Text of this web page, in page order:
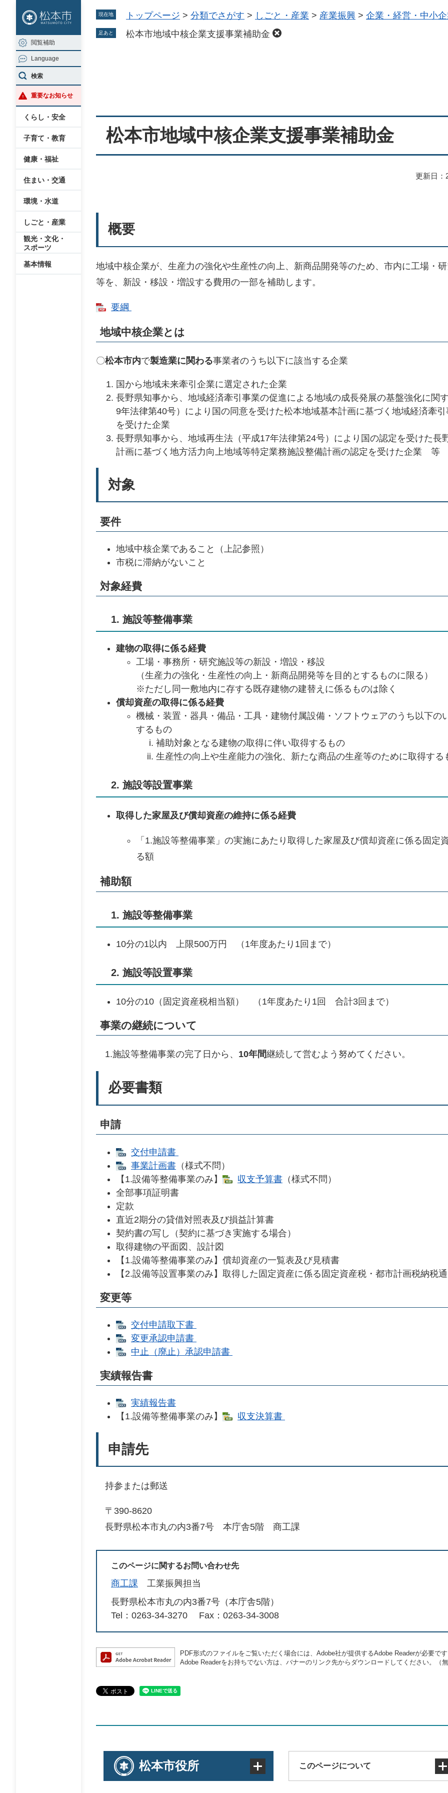
ジ
の
先
頭
で
す
ュ
ー
を
飛
ば
し
閲覧補助
Language
検索
重要なお知らせ
くらし・安全
子育て・教育
健康・福祉
住まい・交通
環境・水道
しごと・産業
観光・文化・
スポーツ
基本情報
現在地 トップページ > 分類でさがす > しごと・産業 > 産業振興 > 企業・経営・中小
足あと 松本市地域中核企業支援事業補助金
松本市地域中核企業支援事業補助金
更新日：
概要
地域中核企業が、生産力の強化や生産性の向上、新商品開発等のため、市内に工場・
等を、新設・移設・増設する費用の一部を補助します。
要綱
地域中核企業とは
〇松本市内で製造業に関わる事業者のうち以下に該当する企業
国から地域未来牽引企業に選定された企業
長野県知事から、地域経済牽引事業の促進による地域の成長発展の基盤強化に関
9年法律第40号）により国の同意を受けた松本地域基本計画に基づく地域経済牽
を受けた企業
長野県知事から、地域再生法（平成17年法律第24号）により国の認定を受けた長
計画に基づく地方活力向上地域等特定業務施設整備計画の認定を受けた企業 等
対象
要件
地域中核企業であること（上記参照）
市税に滞納がないこと
対象経費
1. 施設等整備事業
建物の取得に係る経費
工場・事務所・研究施設等の新設・増設・移設
​（生産力の強化・生産性の向上・新商品開発等を目的とするものに限る）
​※ただし同一敷地内に存する既存建物の建替えに係るものは除く
償却資産の取得に係る経費
機械・装置・器具・備品・工具・建物付属設備・ソフトウェアのうち以下の
するもの
補助対象となる建物の取得に伴い取得するもの
生産性の向上や生産能力の強化、新たな商品の生産等のために取得する
2. 施設等設置事業
​取得した家屋及び償却資産の維持に係る経費
「1.施設等整備事業」の実施にあたり取得した家屋及び償却資産に係る固定
る額
補助額
1. 施設等整備事業
10分の1以内 上限500万円 （1年度あたり1回まで）
2. 施設等設置事業
10分の10（固定資産税相当額） （1年度あたり1回 合計3回まで）
事業の継続について
1.施設等整備事業の完了日から、 10年間継続して営むよう努めてください。
必要書類
申請
交付申請書
事業計画書 （様式不問）
【1.設備等整備事業のみ】
収支予算書 （様式不問）​
全部事項証明書
定款
直近2期分の貸借対照表及び損益計算書
契約書の写し（契約に基づき実施する場合）
取得建物の平面図、設計図
【1.設備等整備事業のみ】償却資産の一覧表及び見積書
【2.設備等設置事業のみ】取得した固定資産に係る固定資産税・都市計画税納税
変更等
交付申請取下書
変更承認申請書
中止（廃止）承認申請書
実績報告書
実績報告書
【1.設備等整備事業のみ】
収支決算書
申請先
持参または郵送
〒390-8620
長野県松本市丸の内3番7号 本庁舎5階 商工課
このページに関するお問い合わせ先
商工課
工業振興担当
長野県松本市丸の内3番7号（本庁舎5階）
Tel：0263-34-3270
Fax：0263-34-3008
PDF形式のファイルをご覧いただく場合には、Adobe社が提供するAdobe Readerが必要で
Adobe Readerをお持ちでない方は、バナーのリンク先からダウンロードしてください。（
松本市役所 このページについて